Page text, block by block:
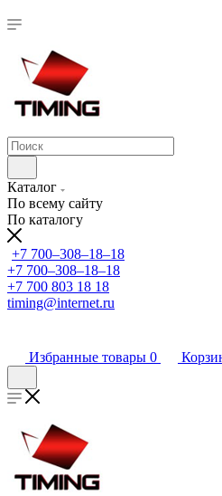
Каталог
По всему сайту
По каталогу
+7 700‒308‒18‒18
+7 700‒308‒18‒18
+7 700 803 18 18
timing@internet.ru
Избранные товары 0